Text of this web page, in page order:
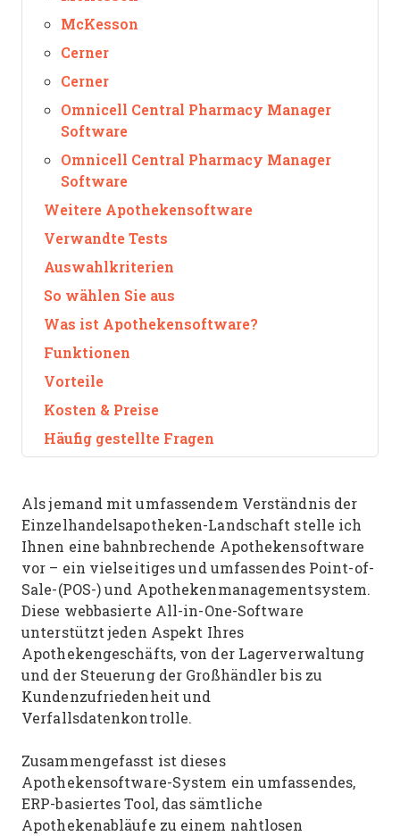
McKesson
Cerner
Cerner
Omnicell Central Pharmacy Manager
Software
Omnicell Central Pharmacy Manager
Software
Weitere Apothekensoftware
Verwandte Tests
Auswahlkriterien
So wählen Sie aus
Was ist Apothekensoftware?
Funktionen
Vorteile
Kosten & Preise
Häufig gestellte Fragen
Als jemand mit umfassendem Verständnis der
Einzelhandelsapotheken-Landschaft stelle ich
Ihnen eine bahnbrechende Apothekensoftware
vor – ein vielseitiges und umfassendes Point-of-
Sale-(POS-) und Apothekenmanagementsystem.
Diese webbasierte All-in-One-Software
unterstützt jeden Aspekt Ihres
Apothekengeschäfts, von der Lagerverwaltung
und der Steuerung der Großhändler bis zu
Kundenzufriedenheit und
Verfallsdatenkontrolle.
Zusammengefasst ist dieses
Apothekensoftware-System ein umfassendes,
ERP-basiertes Tool, das sämtliche
Apothekenabläufe zu einem nahtlosen